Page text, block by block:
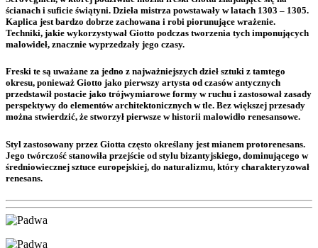
ścianach i suficie świątyni. Dzieła mistrza powstawały w latach 1303 – 1305.
Kaplica jest bardzo dobrze zachowana i robi piorunujące wrażenie.
Techniki, jakie wykorzystywał Giotto podczas tworzenia tych imponujących
malowideł, znacznie wyprzedzały jego czasy.
Freski te są uważane za jedno z najważniejszych dzieł sztuki z tamtego
okresu, ponieważ Giotto jako pierwszy artysta od czasów antycznych
przedstawił postacie jako trójwymiarowe formy w ruchu i zastosował zasady
perspektywy do elementów architektonicznych w tle. Bez większej przesady
można stwierdzić, że stworzył pierwsze w historii malowidło renesansowe.
Styl zastosowany przez Giotta często określany jest mianem protorenesans.
Jego twórczość stanowiła przejście od stylu bizantyjskiego, dominującego w
średniowiecznej sztuce europejskiej, do naturalizmu, który charakteryzował
renesans.